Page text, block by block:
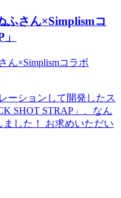
ふさん×Simplismコ
ーションして開発したス
SHOT STRAP」、なん
ました！ お求めいただい